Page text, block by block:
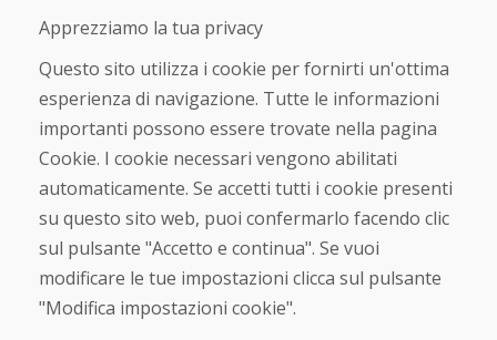
Negozio online
Termini e condizioni commerciali
Spedizione e pagamento
Reso e cambio merce
Protezione dei dati personali
Cookies
Verificato dai clienti
★★★★★
Apprezziamo la tua privacy
Questo sito utilizza i cookie per fornirti un'ottima
esperienza di navigazione. Tutte le informazioni
importanti possono essere trovate nella pagina
Cookie. I cookie necessari vengono abilitati
automaticamente. Se accetti tutti i cookie presenti
su questo sito web, puoi confermarlo facendo clic
sul pulsante "Accetto e continua". Se vuoi
modificare le tue impostazioni clicca sul pulsante
"Modifica impostazioni cookie".